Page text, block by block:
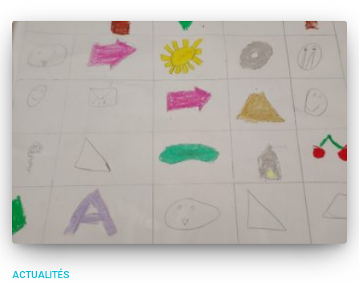
ACTUALITÉS